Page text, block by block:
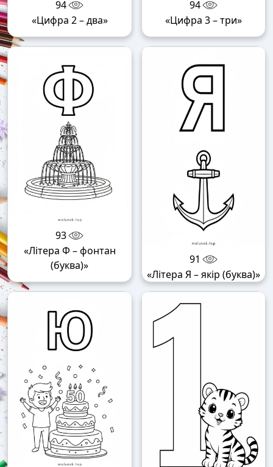
94
«Цифра 2 – два»
94
«Цифра 3 – три»
93
«Літера Ф – фонтан
(буква)»
91
«Літера Я – якір (буква)»